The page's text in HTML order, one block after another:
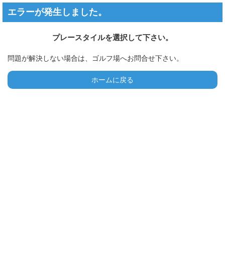
エラーが発生しました。
プレースタイルを選択して下さい。
問題が解決しない場合は、ゴルフ場へお問合せ下さい。
ホームに戻る